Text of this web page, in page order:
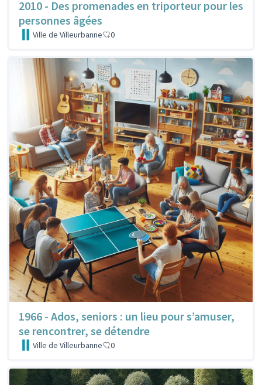
2010 - Des promenades en triporteur pour les
personnes âgées
Ville de Villeurbanne 0
1966 - Ados, seniors : un lieu pour s’amuser,
se rencontrer, se détendre
Ville de Villeurbanne 0